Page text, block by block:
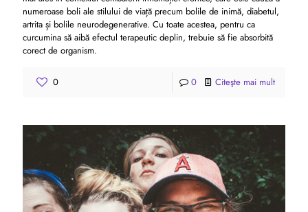
numeroase boli ale stilului de viață precum bolile de inimă, diabetul,
artrita și bolile neurodegenerative. Cu toate acestea, pentru ca
curcumina să aibă efectul terapeutic deplin, trebuie să fie absorbită
corect de organism.
0 0 Citeşte mai mult